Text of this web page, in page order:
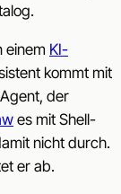
einem KI-
kommt mit
der
es mit Shell-
nicht durch.
er ab.